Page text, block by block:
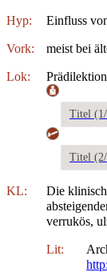
Hyp: Einfluss
Vork: meist bei
Lok:
Titel (1/
Titel (2/
KL:
Die
verrukös,
Lit: